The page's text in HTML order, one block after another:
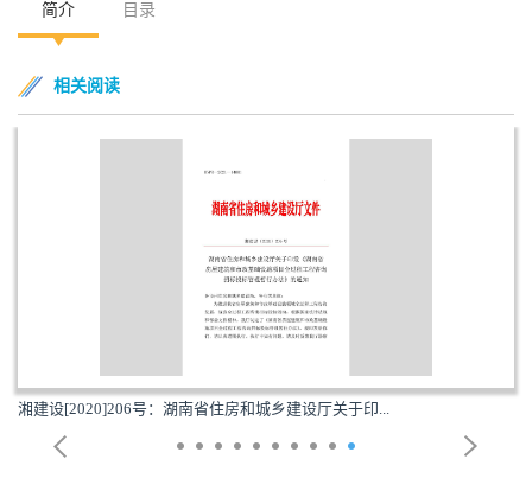
简介 目录
相关阅读
湘建设[2020]206号：湖南省住房和城乡建设厅关于印...